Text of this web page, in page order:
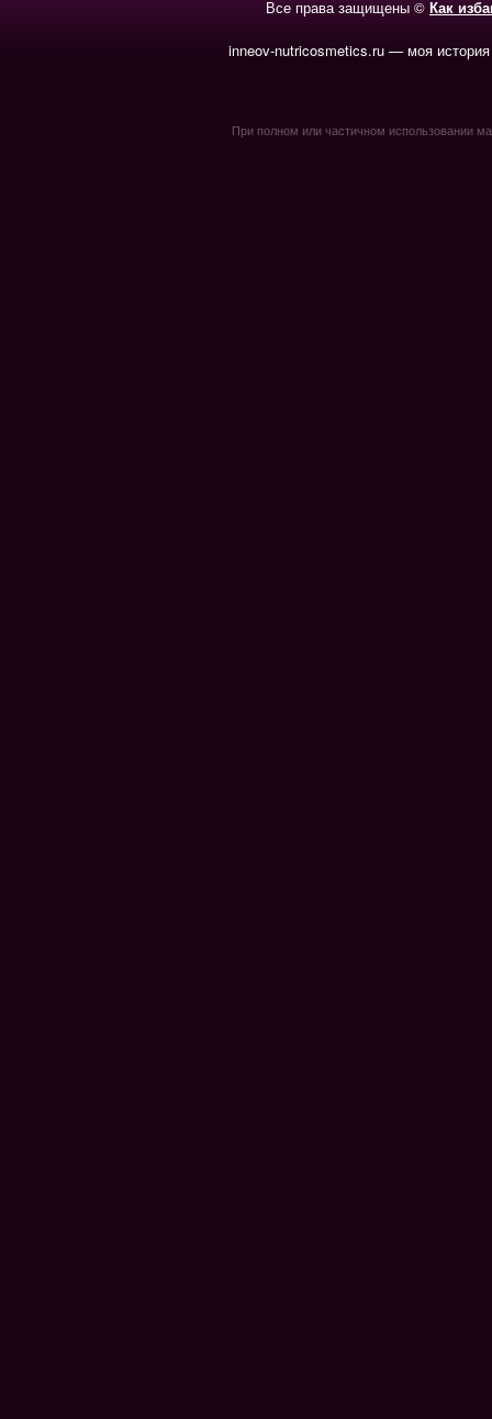
Все права защищены © Как
inneov-nutricosmetics.ru — моя
При полном или частичном использовании